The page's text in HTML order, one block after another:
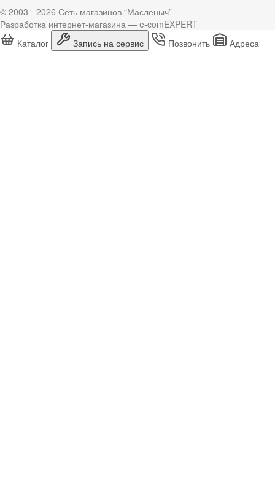
© 2003 - 2026 Сеть магазинов “Масленыч”
Разработка интернет-магазина — e-comEXPERT
Каталог
Запись на сервис Позвонить Адреса